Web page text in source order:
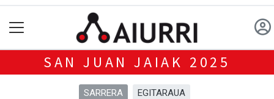
SAN JUAN JAIAK 2025
SARRERA EGITARAUA